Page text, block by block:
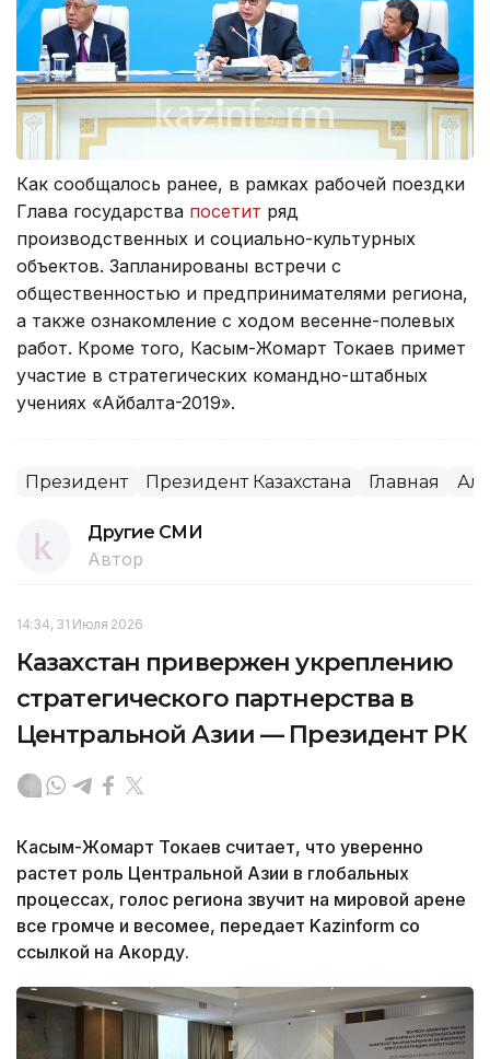
Как сообщалось ранее, в рамках рабочей поездки
Глава государства посетит ряд
производственных и социально-культурных
объектов. Запланированы встречи с
общественностью и предпринимателями региона,
а также ознакомление с ходом весенне-полевых
работ. Кроме того, Касым-Жомарт Токаев примет
участие в стратегических командно-штабных
учениях «Айбалта-2019».
Президент Президент Казахстана Главная
Другие СМИ
Автор
14:34, 31 Июля 2026
Казахстан привержен укреплению
стратегического партнерства в
Центральной Азии — Президент РК
Касым-Жомарт Токаев считает, что уверенно
растет роль Центральной Азии в глобальных
процессах, голос региона звучит на мировой арене
все громче и весомее, передает Kazinform со
ссылкой на Акорду.